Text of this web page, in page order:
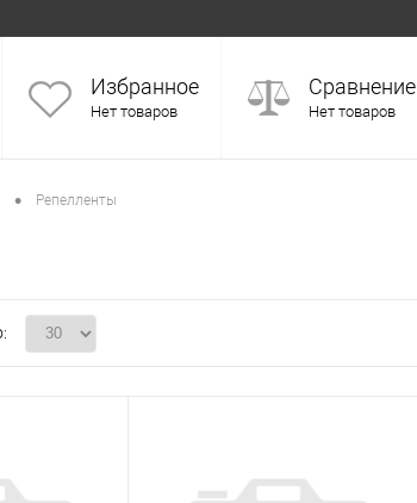
Избранное
Нет товаров
Сравнение
Нет товаров
• Репелленты